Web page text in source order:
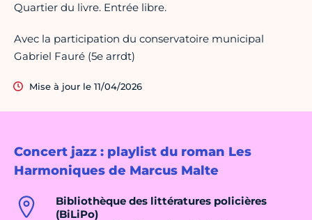
Concert jazz : playlist du roman Les
Harmoniques de Marcus Malte
Bibliothèque des littératures policières
(BiLiPo)
Quartier du livre. Entrée libre.
Avec la participation du conservatoire municipal
Gabriel Fauré (5e arrdt)
Mise à jour le 11/04/2026